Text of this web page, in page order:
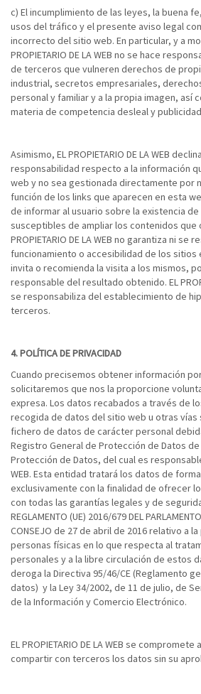
c) El incumplimiento de las leyes, la buena
usos del tráfico y el presente aviso legal
incorrecto del sitio web. En particular, y a
PROPIETARIO DE LA WEB no se hace
de terceros que vulneren derechos de
industrial, secretos empresariales,
personal y familiar y a la propia imagen, así
materia de competencia desleal y
Asimismo, EL PROPIETARIO DE LA WEB
responsabilidad respecto a la información
web y no sea gestionada directamente por
función de los links que aparecen en esta
de informar al usuario sobre la existencia
susceptibles de ampliar los contenidos que
PROPIETARIO DE LA WEB no garantiza ni se
funcionamiento o accesibilidad de los sitios
invita o recomienda la visita a los mismos,
responsable del resultado obtenido. EL
se responsabiliza del establecimiento de
terceros.
4.POLÍTICA DE PRIVACIDAD
Cuando precisemos obtener información
solicitaremos que nos la proporcione
expresa. Los datos recabados a través de
recogida de datos del sitio web u otras vías
fichero de datos de carácter personal
Registro General de Protección de Datos de
Protección de Datos, del cual es responsable
WEB. Esta entidad tratará los datos de
exclusivamente con la finalidad de ofrecer
con todas las garantías legales y de
REGLAMENTO (UE) 2016/679 DEL
CONSEJO de 27 de abril de 2016 relativo a
personas físicas en lo que respecta al
personales y a la libre circulación de estos
deroga la Directiva 95/46/CE (Reglamento
datos) y la Ley 34/2002, de 11 de julio, de
de la Información y Comercio Electrónico.
EL PROPIETARIO DE LA WEB se
compartir con terceros los datos sin su